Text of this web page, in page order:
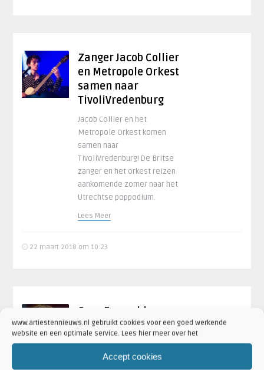
www.artiestennieuws.nl gebruikt cookies voor een goed werkende
website en een optimale service. Lees hier meer over het
Accept cookies
Zanger Jacob Collier
en Metropole Orkest
samen naar
TivoliVredenburg
Jacob Collier en het
Metropole Orkest komen
samen naar
TivoliVredenburg! De Britse
zanger en het orkest reizen
aankomende zomer naar het
Utrechtse poppodium.
Lees Meer
22 maart 2018 om 10:23
Caro Emerald en
Metropole Orkest
brengen nieuwe EP